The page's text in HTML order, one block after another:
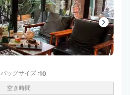
バッグサイズ :10
空き時間